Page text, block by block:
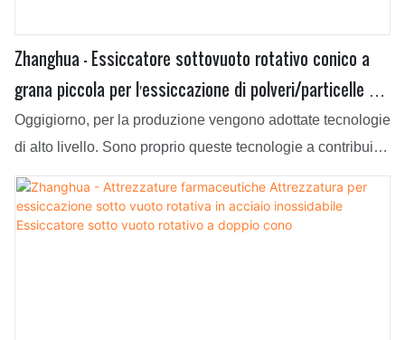
Zhanghua - Essiccatore sottovuoto rotativo conico a
grana piccola per l'essiccazione di polveri/particelle di
alimenti/sostanze chimiche/medicinali Essiccatore
sottovuoto rotativo a doppio cono
Oggigiorno, per la produzione vengono adottate tecnologie
di alto livello. Sono proprio queste tecnologie a contribuire
alla realizzazione di prodotti multifunzionali e di alta
qualità. Nel campo applicativo delle apparecchiature di
essiccazione, l'essiccatore rotativo sottovuoto conico a